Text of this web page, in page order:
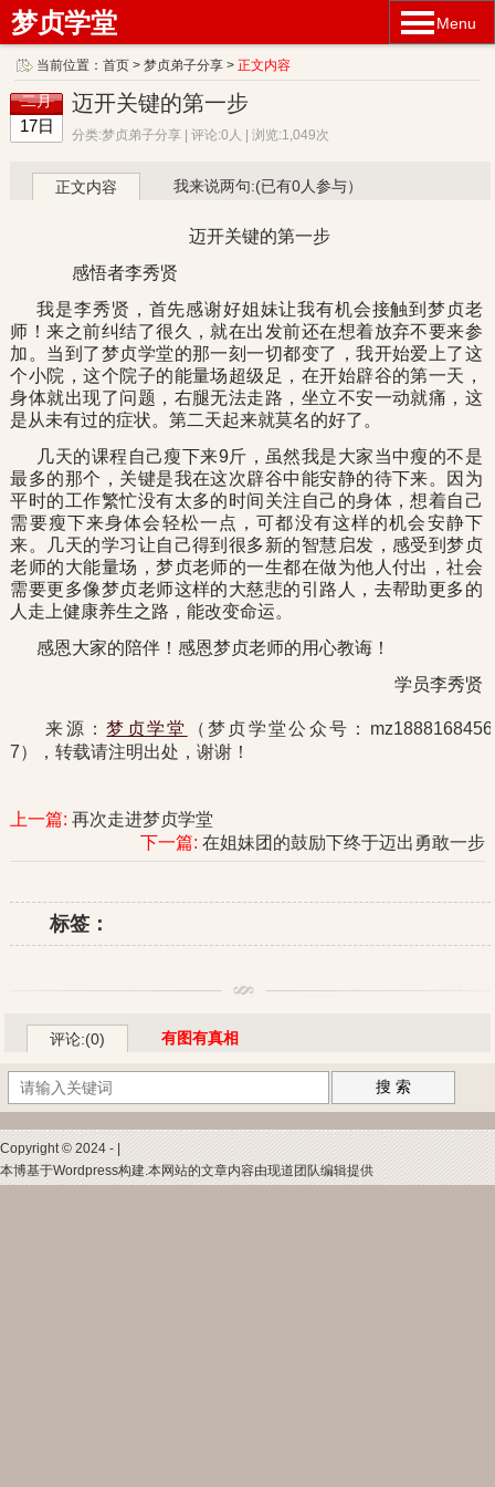
Menu
梦贞学堂
当前位置：首页 >梦贞弟子分享 >正文内容
二月
17日
迈开关键的第一步
分类:梦贞弟子分享 | 评论:0人 | 浏览:1,049次
正文内容 我来说两句:(已有0人参与）
迈开关键的第一步
感悟者李秀贤
我是李秀贤，首先感谢好姐妹让我有机会接触到梦贞老
师！来之前纠结了很久，就在出发前还在想着放弃不要来参
加。当到了梦贞学堂的那一刻一切都变了，我开始爱上了这
个小院，这个院子的能量场超级足，在开始辟谷的第一天，
身体就出现了问题，右腿无法走路，坐立不安一动就痛，这
是从未有过的症状。第二天起来就莫名的好了。
几天的课程自己瘦下来9斤，虽然我是大家当中瘦的不是
最多的那个，关键是我在这次辟谷中能安静的待下来。因为
平时的工作繁忙没有太多的时间关注自己的身体，想着自己
需要瘦下来身体会轻松一点，可都没有这样的机会安静下
来。几天的学习让自己得到很多新的智慧启发，感受到梦贞
老师的大能量场，梦贞老师的一生都在做为他人付出，社会
需要更多像梦贞老师这样的大慈悲的引路人，去帮助更多的
人走上健康养生之路，能改变命运。
感恩大家的陪伴！感恩梦贞老师的用心教诲！
学员李秀贤
来源：梦贞学堂
（梦贞学堂公众号：mz1888168456
7），转载请注明出处，谢谢！
上一篇:再次走进梦贞学堂
下一篇: 在姐妹团的鼓励下终于迈出勇敢一步
标签：
评论:(0) 有图有真相
搜 索
Copyright © 2024 - |
本博基于Wordpress构建.本网站的文章内容由现道团队编辑提供